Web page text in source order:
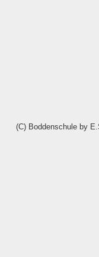
(C) Boddenschule by